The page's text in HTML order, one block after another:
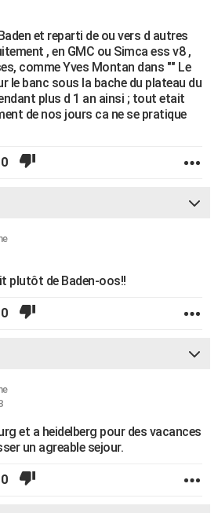
et reparti de ou vers d autres
, en GMC ou Simca ess v8 ,
comme Yves Montan dans "" Le
le banc sous la bache du plateau du
plus d 1 an ainsi ; tout etait
de nos jours ca ne se pratique
0
plutôt de Baden-oos!!
0
et a heidelberg pour des vacances
un agreable sejour.
0